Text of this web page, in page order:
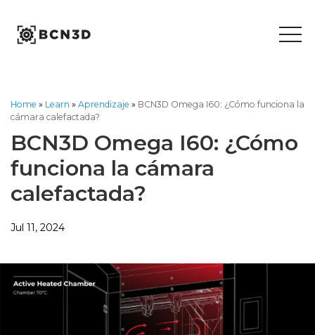
content
Home » Learn » Aprendizaje » BCN3D Omega I60: ¿Cómo funciona la
cámara calefactada?
BCN3D Omega I60: ¿Cómo
funciona la cámara
calefactada?
Jul 11, 2024